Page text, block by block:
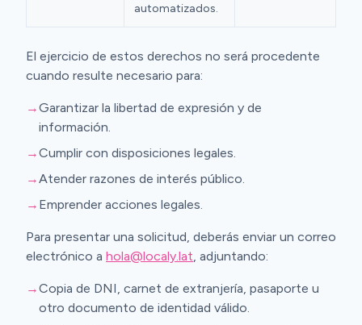
automatizados.
El ejercicio de estos derechos no será procedente
cuando resulte necesario para:
→Garantizar la libertad de expresión y de
información.
→Cumplir con disposiciones legales.
→Atender razones de interés público.
→ Emprender acciones legales.
Para presentar una solicitud, deberás enviar un correo
electrónico a hola@localy.lat, adjuntando:
→Copia de DNI, carnet de extranjería, pasaporte u
otro documento de identidad válido.